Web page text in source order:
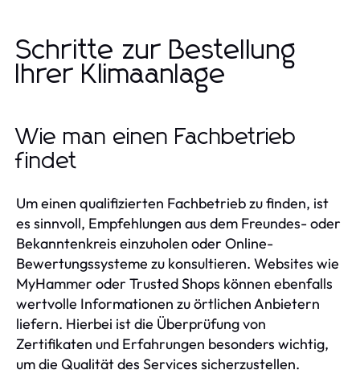
Schritte zur Bestellung
Ihrer Klimaanlage
Wie man einen Fachbetrieb
findet
Um einen qualifizierten Fachbetrieb zu finden, ist
es sinnvoll, Empfehlungen aus dem Freundes- oder
Bekanntenkreis einzuholen oder Online-
Bewertungssysteme zu konsultieren. Websites wie
MyHammer oder Trusted Shops können ebenfalls
wertvolle Informationen zu örtlichen Anbietern
liefern. Hierbei ist die Überprüfung von
Zertifikaten und Erfahrungen besonders wichtig,
um die Qualität des Services sicherzustellen.